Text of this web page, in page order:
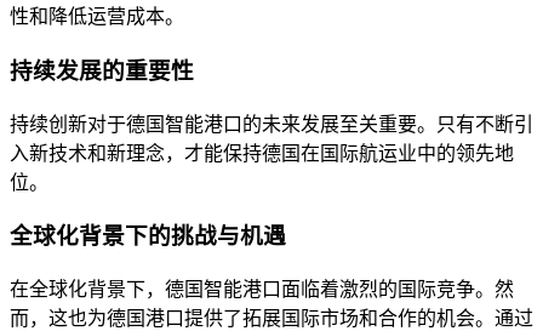
性和降低运营成本。
持续发展的重要性
持续创新对于德国智能港口的未来发展至关重要。只有不断引
入新技术和新理念，才能保持德国在国际航运业中的领先地
位。
全球化背景下的挑战与机遇
在全球化背景下，德国智能港口面临着激烈的国际竞争。然
而，这也为德国港口提供了拓展国际市场和合作的机会。通过